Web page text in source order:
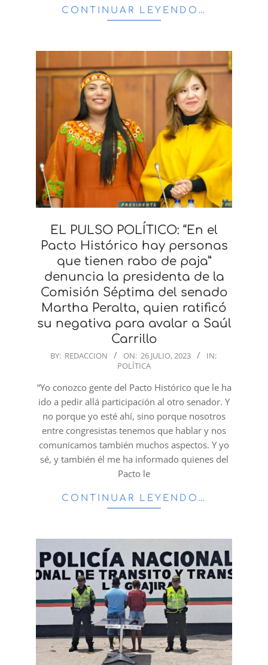
CONTINUAR LEYENDO…
EL PULSO POLÍTICO: “En el
Pacto Histórico hay personas
que tienen rabo de paja”
denuncia la presidenta de la
Comisión Séptima del senado
Martha Peralta, quien ratificó
su negativa para avalar a Saúl
Carrillo
2023-
26
BY: REDACCION ON: 26 JULIO, 2023
IN:
POLÍTICA
“Yo conozco gente del Pacto Histórico que le ha
ido a pedir allá participación al otro senador. Y
no porque yo esté ahí, sino porque nosotros
entre congresistas tenemos que hablar y nos
comunicamos también muchos aspectos. Y yo
sé, y también él me ha informado quienes del
Pacto le
CONTINUAR LEYENDO…